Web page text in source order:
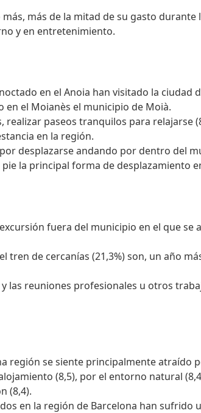
más de la mitad de su gasto
y en entretenimiento.
en el Anoia han visitado la ciudad
en el Moianès el municipio de Moià.
paseos tranquilos para relajarse
en la región.
desplazarse andando por dentro del
la principal forma de desplazamiento
fuera del municipio en el que se
tren de cercanías (21,3%) son, un año
las reuniones profesionales u otros
región se siente principalmente atraído
(8,5), por el entorno natural
(8,4).
en la región de Barcelona han